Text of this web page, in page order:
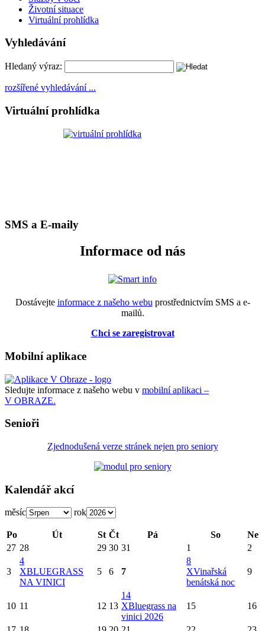
Životní situace
Virtuální prohlídka
Vyhledávání
Hledaný výraz:
rozšířené vyhledávání ...
Virtuální prohlídka
SMS a E-maily
Informace od nás
Dostávejte informace z našeho webu prostřednictvím SMS a e-
mailů.
Chci se zaregistrovat
Mobilní aplikace
Sledujte informace z našeho webu v mobilní aplikaci –
V OBRAZE.
Senioři
Zjednodušená verze stránek nejen pro seniory
Kalendář akcí
měsíc rok
Po Út St Čt Pá So
Ne
27 28 29 30 31 1 2
3
4
XBLUEGRASS
NA VINICI
5 6 7
8
XVinařská
benátská noc
9
10 11 12 13
14
XBluegrass na
vinici 2026
15 16